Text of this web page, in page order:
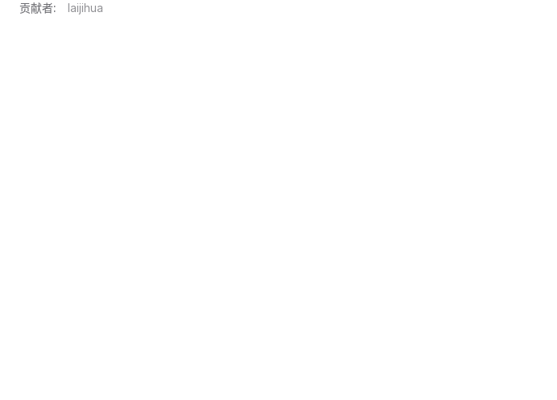
贡献者: laijihua